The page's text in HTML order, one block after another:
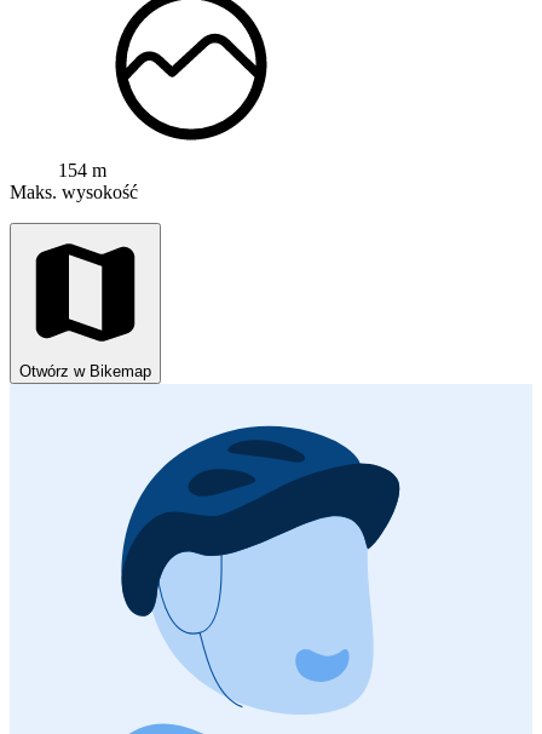
154 m
Maks. wysokość
Otwórz w Bikemap